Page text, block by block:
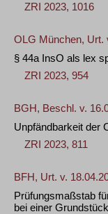
ZRI 2023, 1016
OLG München, Urt.
§ 44a InsO als lex
ZRI 2023, 954
BGH, Beschl. v.
Unpfändbarkeit der
ZRI 2023, 811
BFH, Urt. v.
Prüfungsmaßstab
bei einer